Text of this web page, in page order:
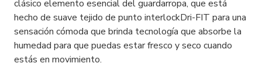
clásico elemento esencial del guardarropa, que está
hecho de suave tejido de punto interlockDri-FIT para una
sensación cómoda que brinda tecnología que absorbe la
humedad para que puedas estar fresco y seco cuando
estás en movimiento.